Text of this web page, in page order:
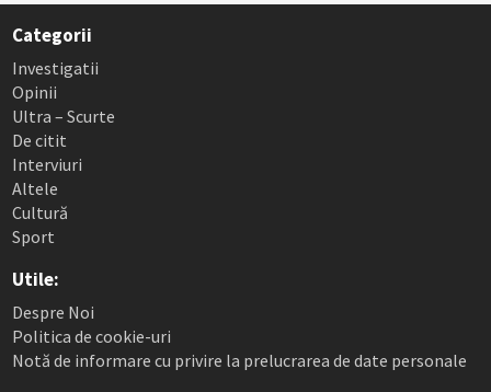
Categorii
Investigatii
Opinii
Ultra – Scurte
De citit
Interviuri
Altele
Cultură
Sport
Utile:
Despre Noi
Politica de cookie-uri
Notă de informare cu privire la prelucrarea de date personale